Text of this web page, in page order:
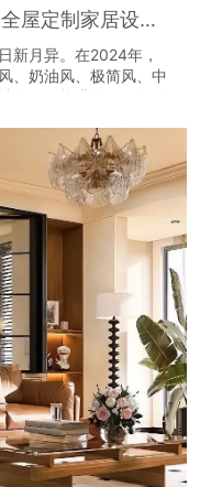
重点看 | 六种2024最受欢迎的全屋定制家居设计风格都在这里！
新月异。在2024年，
、奶油风、极简风、中
色，既能满足不同人群